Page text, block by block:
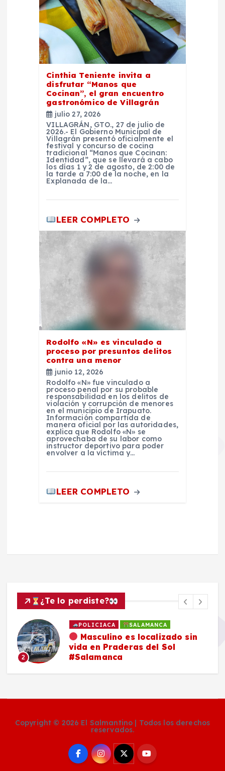
Cinthia Teniente invita a
disfrutar “Manos que
Cocinan”, el gran encuentro
gastronómico de Villagrán
julio 27, 2026
VILLAGRÁN, GTO., 27 de julio de
2026.- El Gobierno Municipal de
Villagrán presentó oficialmente el
festival y concurso de cocina
tradicional “Manos que Cocinan:
Identidad”, que se llevará a cabo
los días 1 y 2 de agosto, de 2:00 de
la tarde a 7:00 de la noche, en la
Explanada de la…
LEER COMPLETO
Rodolfo «N» es vinculado a
proceso por presuntos delitos
contra una menor
junio 12, 2026
Rodolfo «N» fue vinculado a
proceso penal por su probable
responsabilidad en los delitos de
violación y corrupción de menores
en el municipio de Irapuato.
Información compartida de
manera oficial por las autoridades,
explica que Rodolfo «N» se
aprovechaba de su labor como
instructor deportivo para poder
envolver a la víctima y…
LEER COMPLETO
¿Te lo perdiste?
2
POLICIACA SALAMANCA
Masculino es localizado sin
vida en Praderas del Sol
#Salamanca
Copyright © 2026 El Salmantino | Todos los derechos
reservados.